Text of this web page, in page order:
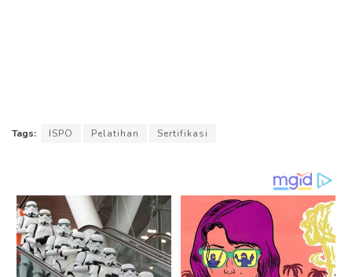
Tags: ISPO Pelatihan Sertifikasi